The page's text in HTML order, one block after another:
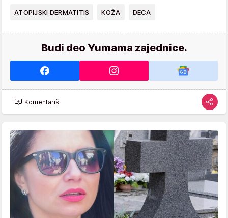
ATOPIJSKI DERMATITIS KOŽA DECA
Budi deo Yumama zajednice.
Komentariši